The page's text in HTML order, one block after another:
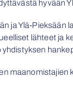
hyvään
ja Ylä-Pieksään
lähteet ja
yhdistyksen
maanomistajien